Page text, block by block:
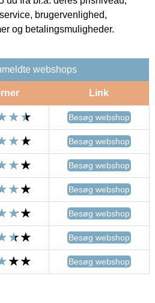
brugervenlighed,
og betalingsmuligheder.
webshops
Link
Besøg webshop
Besøg webshop
Besøg webshop
Besøg webshop
Besøg webshop
Besøg webshop
Besøg webshop